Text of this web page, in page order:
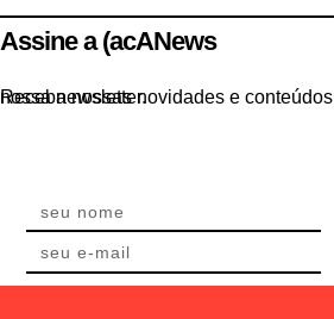
Assine a (acANews
Receba nossas novidades e conteúdos por e-mail. Assine nossa newsletter.